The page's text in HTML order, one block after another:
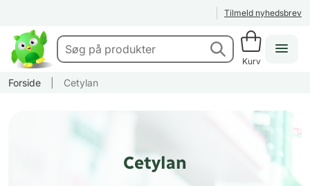
Tilmeld nyhedsbrev
Kurv
Forside Cetylan
Cetylan